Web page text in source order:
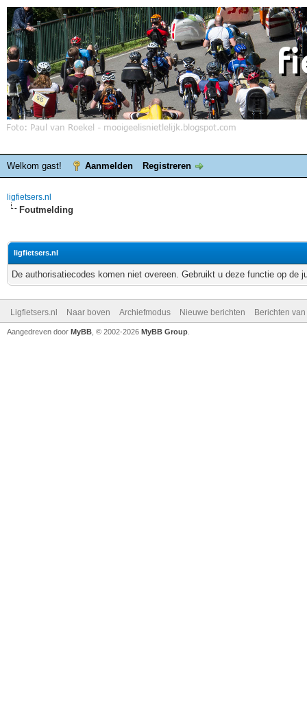
Welkom gast! Aanmelden Registreren
ligfietsers.nl
Foutmelding
ligfietsers.nl
De authorisatiecodes komen niet overeen. Gebruikt u deze functie op de
Ligfietsers.nl Naar boven Archiefmodus Nieuwe berichten Berichten
Aangedreven door MyBB , © 2002-2026 MyBB Group